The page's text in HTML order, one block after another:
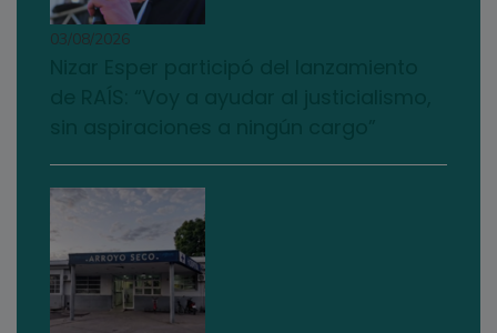
03/08/2026